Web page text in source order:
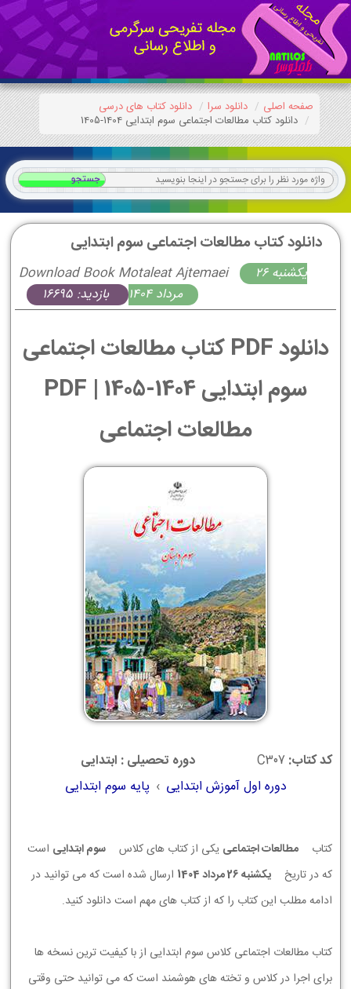
صفحه اصلی دانلود سرا
دانلود کتاب های درسی
دانلود کتاب مطالعات اجتماعی سوم ابتدایی 1404-1405
دانلود کتاب مطالعات اجتماعی سوم ابتدایی
Download Book Motaleat Ajtemaei
يكشنبه 26
مرداد 1404
بازدید: 16695
دانلود PDF کتاب مطالعات اجتماعی
سوم ابتدایی 1404-1405 | PDF
مطالعات اجتماعی
کد کتاب: C307
دوره تحصیلی : ابتدایی
دوره اول آموزش ابتدایی › پایه سوم ابتدایی
کتاب مطالعات اجتماعی یکی از کتاب های کلاس سوم ابتدایی است
که در تاریخ
يكشنبه 26 مرداد 1404
ارسال شده است که می توانید در
ادامه مطلب این کتاب را که از کتاب های مهم است دانلود کنید.
کتاب مطالعات اجتماعی کلاس سوم ابتدایی از با کیفیت ترین نسخه ها
برای اجرا در کلاس و تخته های هوشمند است که می توانید حتی وقتی